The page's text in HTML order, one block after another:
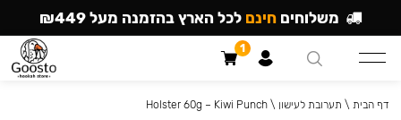
דף הבית \ תערובת לעישון \
Holster 60g – Kiwi Punch
משלוחים חינם לכל הארץ בהזמנה מעל ₪449
1